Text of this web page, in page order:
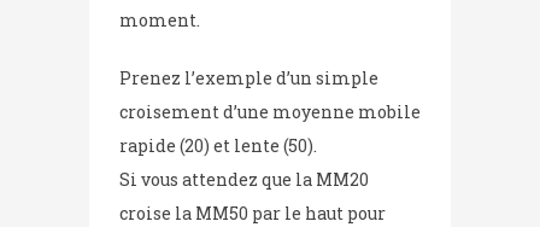
moment.
Prenez l’exemple d’un simple
croisement d’une moyenne mobile
rapide (20) et lente (50).
Si vous attendez que la MM20
croise la MM50 par le haut pour